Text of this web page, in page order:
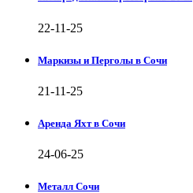
22-11-25
Маркизы и Перголы в Сочи
21-11-25
Аренда Яхт в Сочи
24-06-25
Металл Сочи